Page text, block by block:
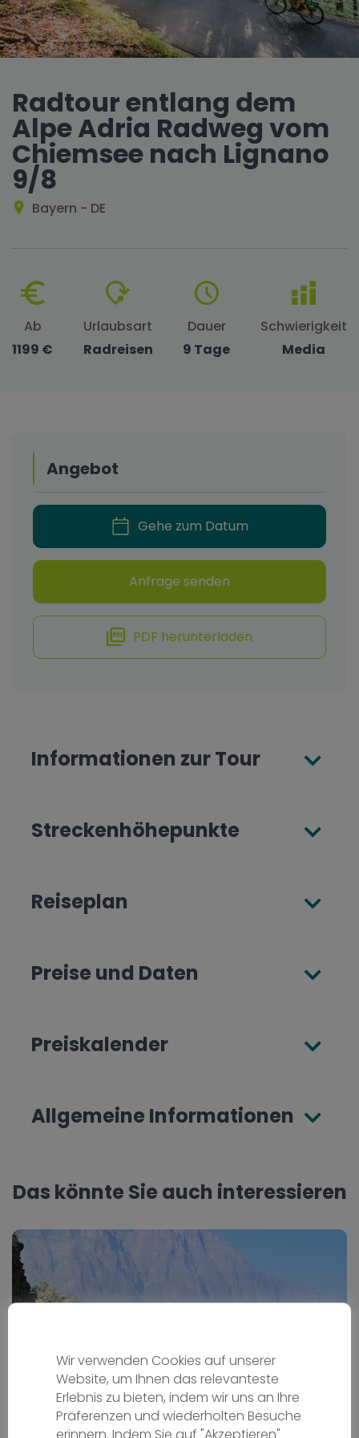
Radtour entlang dem
Alpe Adria Radweg vom
Chiemsee nach Lignano
9/8
Bayern - DE
Ab
1199 €
Urlaubsart
Radreisen
Dauer
9 Tage
Schwierigkeit
Media
Informationen zur Tour
Streckenhöhepunkte
Reiseplan
Preise und Daten
Preiskalender
Allgemeine Informationen
Das könnte Sie auch interessieren
Angebot
Gehe zum Datum
Anfrage senden
PDF herunterladen
Wir verwenden Cookies auf unserer
Website, um Ihnen das relevanteste
Erlebnis zu bieten, indem wir uns an Ihre
Präferenzen und wiederholten Besuche
erinnern. Indem Sie auf "Akzeptieren"